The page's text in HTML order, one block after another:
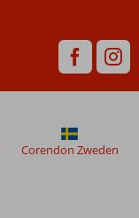
Corendon Zweden